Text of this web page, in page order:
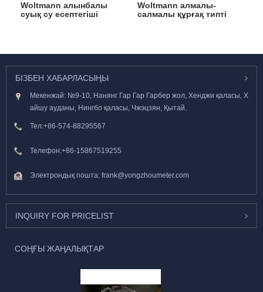
Woltmann алынбалы
суық су есептегіші
Woltmann алмалы-
салмалы құрғақ типті
БІЗБЕН ХАБАРЛАСЫҢЫ
Мекенжай: №9-10, Нанянг Гар Гар Гарбер жол, Хенджи қаласы, Х
айшу ауданы, Нингбо қаласы, Чжэцзян, Қытай.
Тел:+86-574-88295567
Телефон:+86-15867519255
Электрондық пошта: frank@yongzhoumeter.com
INQUIRY FOR PRICELIST
СОҢҒЫ ЖАҢАЛЫҚТАР